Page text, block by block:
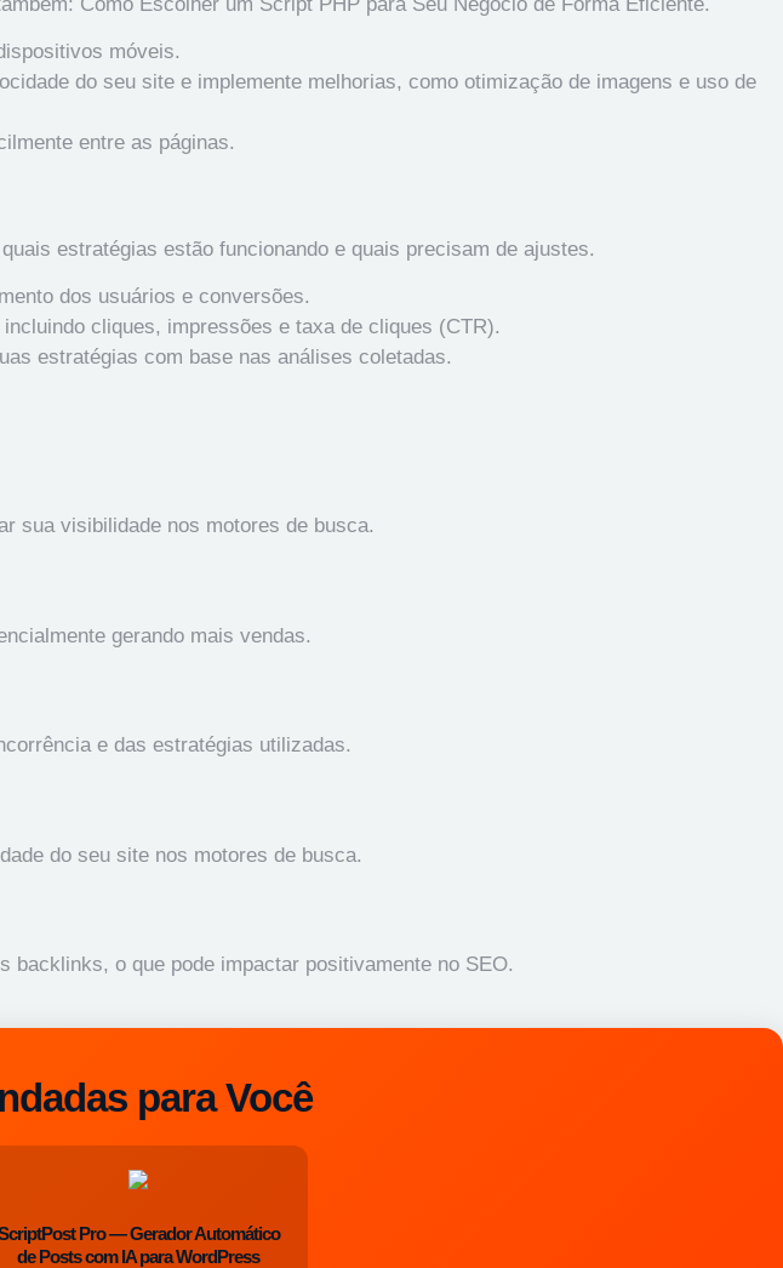
móveis.
do seu site e implemente melhorias, como otimização de imagens e uso de
entre as páginas.
estratégias estão funcionando e quais precisam de ajustes.
dos usuários e conversões.
cliques, impressões e taxa de cliques (CTR).
estratégias com base nas análises coletadas.
sua visibilidade nos motores de busca.
gerando mais vendas.
e das estratégias utilizadas.
do seu site nos motores de busca.
backlinks, o que pode impactar positivamente no SEO.
para Você
Pro — Gerador Automático
de Posts com IA para WordPress